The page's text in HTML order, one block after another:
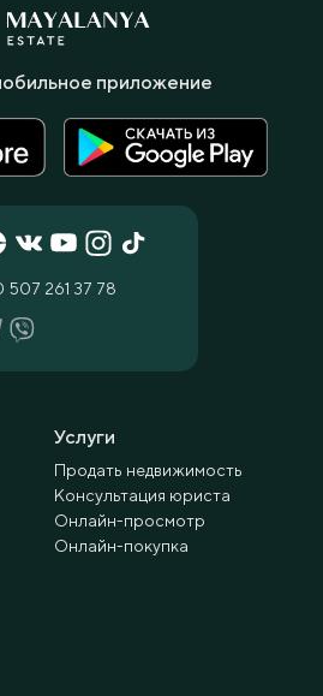
Услуги
Продать недвижимость
Консультация юриста
Онлайн-просмотр
Онлайн-покупка
507 261 37 78
приложение